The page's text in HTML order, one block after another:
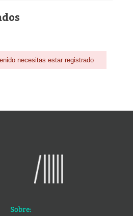
necesitas estar registrado
Sobre: